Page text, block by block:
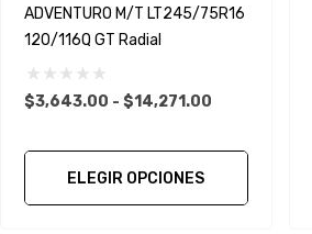
ADVENTURO M/T LT245/75R16
120/116Q GT Radial
$3,643.00 - $14,271.00
ELEGIR OPCIONES